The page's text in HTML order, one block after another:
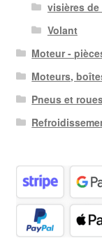
visières
Volant
Moteur -
Moteurs,
Pneus et